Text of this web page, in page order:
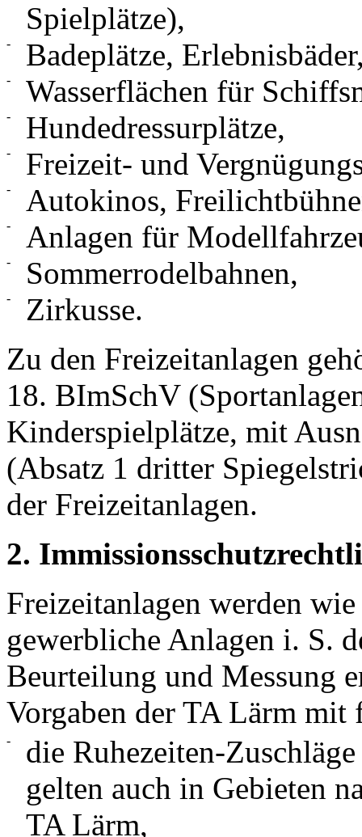
Spielplätze),
- Badeplätze,
- Wasserflächen für
- Hundedressurplätze,
- Freizeit- und
- Autokinos,
- Anlagen für
- Sommerrodelbahnen,
-
Zirkusse.
Zu den Freizeitanlagen
18. BImSchV
Kinderspielplätze, mit
(Absatz 1 dritter
der Freizeitanlagen.
2.
Freizeitanlagen werden
gewerbliche Anlagen i. S.
Beurteilung und Messung
Vorgaben der TA Lärm mit
-
die Ruhezeiten-
gelten auch in Gebieten
TA Lärm,